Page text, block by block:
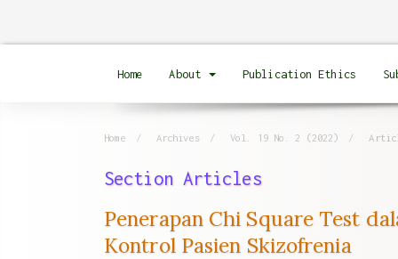
Home About Publication Ethics
Home Archives Vol. 19 No. 2 (2022)
Section Articles
Penerapan Chi Square Test
Kontrol Pasien Skizofrenia